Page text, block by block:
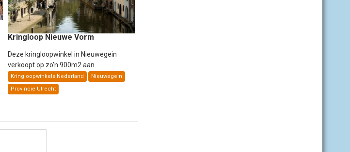
Kringloop Nieuwe Vorm
Deze kringloopwinkel in Nieuwegein
verkoopt op zo’n 900m2 aan...
Kringloopwinkels Nederland
Nieuwegein
Provincie Utrecht